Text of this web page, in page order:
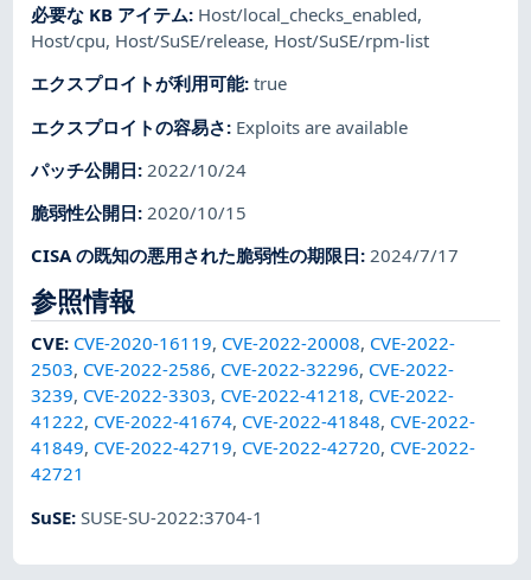
必要な KB アイテム: Host/local_checks_enabled,
Host/cpu, Host/SuSE/release, Host/SuSE/rpm-list
エクスプロイトが利用可能:true
エクスプロイトの容易さ: Exploits are available
パッチ公開日: 2022/10/24
脆弱性公開日:2020/10/15
CISA の既知の悪用された脆弱性の期限日:2024/7/17
参照情報
CVE: CVE-2020-16119, CVE-2022-20008, CVE-2022-
2503, CVE-2022-2586, CVE-2022-32296, CVE-2022-
3239, CVE-2022-3303, CVE-2022-41218, CVE-2022-
41222, CVE-2022-41674, CVE-2022-41848, CVE-2022-
41849, CVE-2022-42719, CVE-2022-42720, CVE-2022-
42721
SuSE:SUSE-SU-2022:3704-1